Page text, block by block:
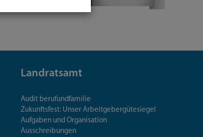
Landratsamt
Audit berufundfamilie
Zukunftsfest: Unser Arbeitgebergütesiegel
Aufgaben und Organisation
Ausschreibungen